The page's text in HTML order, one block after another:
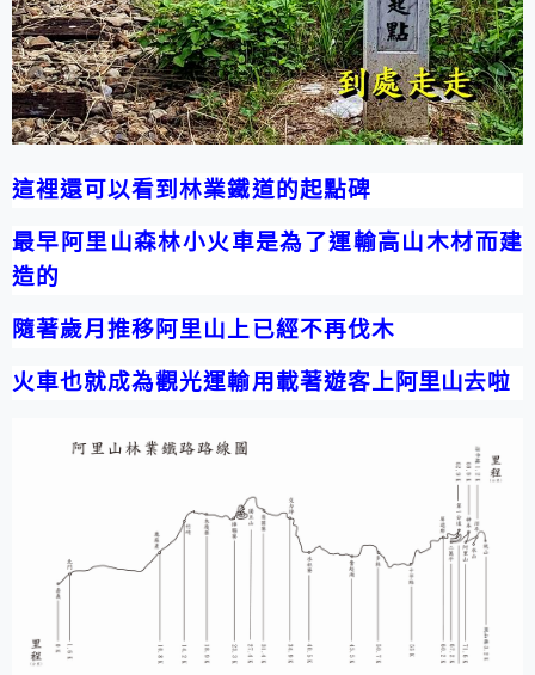
這裡還可以看到林業鐵道的起點碑
最早阿里山森林小火車是為了運輸高山木材而建
造的
隨著歲月推移阿里山上已經不再伐木
火車也就成為觀光運輸用載著遊客上阿里山去啦